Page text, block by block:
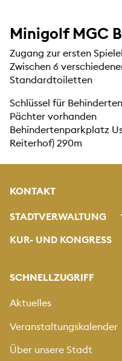
Minigolf MGC
Zugang zur ersten
Zwischen 6
Standardtoiletten
Schlüssel für
Pächter vorhanden
Behindertenparkplatz
Reiterhof) 290m
KONTAKT
STADTVERWALTUNG
KUR- UND KONGRESS
SCHNELLZUGRIFF
Aktuelles
Veranstaltungskalender
Über unsere Stadt